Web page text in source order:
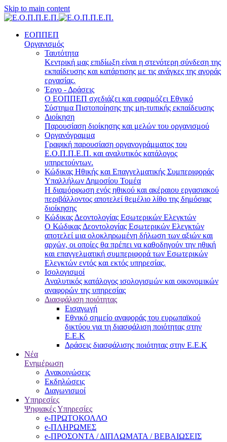
Skip to main content
ΕΟΠΠΕΠ
Οργανισμός
Ταυτότητα
Κεντρική μας επιδίωξη είναι η στενότερη σύνδεση της
εκπαίδευσης και κατάρτισης με τις ανάγκες της αγοράς
εργασίας.
Έργο - Δράσεις
Ο ΕΟΠΠΕΠ σχεδιάζει και εφαρμόζει Eθνικό
Σύστημα Πιστοποίησης της μη-τυπικής εκπαίδευσης
Διοίκηση
Παρουσίαση διοίκησης και μελών του οργανισμού
Οργανόγραμμα
Γραφική παρουσίαση οργανογράμματος του
Ε.Ο.Π.Π.Ε.Π. και αναλυτικός κατάλογος
υπηρετούντων.
Κώδικας Ηθικής και Επαγγελματικής Συμπεριφοράς
Υπαλλήλων Δημοσίου Τομέα
Η διαμόρφωση ενός ηθικού και ακέραιου εργασιακού
περιβάλλοντος αποτελεί θεμέλιο λίθο της δημόσιας
διοίκησης
Κώδικας Δεοντολογίας Εσωτερικών Ελεγκτών
Ο Κώδικας Δεοντολογίας Εσωτερικών Ελεγκτών
αποτελεί μια ολοκληρωμένη δήλωση των αξιών και
αρχών, οι οποίες θα πρέπει να καθοδηγούν την ηθική
και επαγγελματική συμπεριφορά των Εσωτερικών
Ελεγκτών εντός και εκτός υπηρεσίας.
Ισολογισμοί
Αναλυτικός κατάλογος ισολογισμών και οικονομικών
αναφορών της υπηρεσίας
Διασφάλιση ποιότητας
Εισαγωγή
Εθνικό σημείο αναφοράς του ευρωπαϊκού
δικτύου για τη διασφάλιση ποιότητας στην
Ε.Ε.Κ
Δράσεις διασφάλισης ποιότητας στην Ε.Ε.Κ
Νέα
Ενημέρωση
Ανακοινώσεις
Εκδηλώσεις
Διαγωνισμοί
Υπηρεσίες
Ψηφιακές Υπηρεσίες
e-ΠΡΩΤΟΚΟΛΛΟ
e-ΠΛΗΡΩΜΕΣ
e-ΠΡΟΣΟΝΤΑ / ΔΙΠΛΩΜΑΤΑ / ΒΕΒΑΙΩΣΕΙΣ